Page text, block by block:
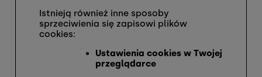
Istnieją również inne sposoby
sprzeciwienia się zapisowi plików
cookies:
Ustawienia cookies w Twojej
przeglądarce